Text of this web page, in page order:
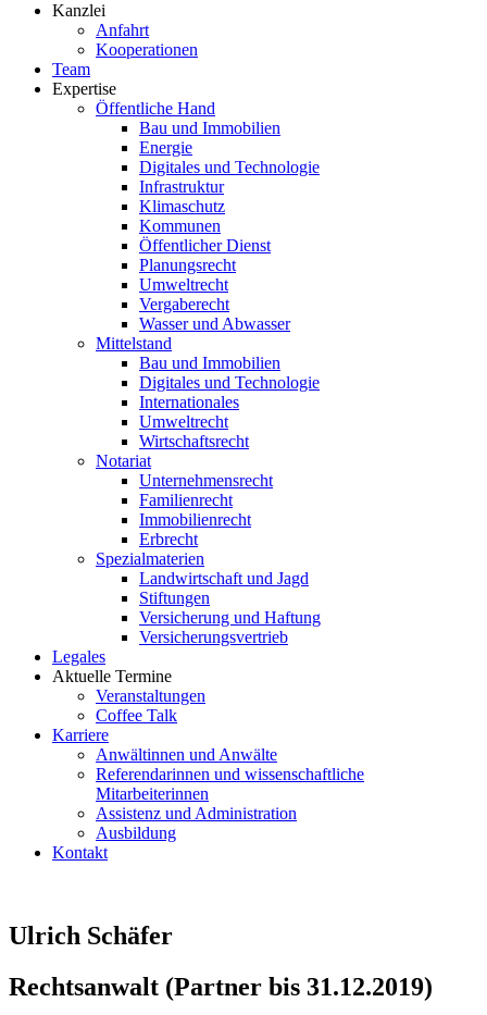
Kanzlei
Anfahrt
Kooperationen
Team
Expertise
Öffentliche Hand
Bau und Immobilien
Energie
Digitales und Technologie
Infrastruktur
Klimaschutz
Kommunen
Öffentlicher Dienst
Planungsrecht
Umweltrecht
Vergaberecht
Wasser und Abwasser
Mittelstand
Bau und Immobilien
Digitales und Technologie
Internationales
Umweltrecht
Wirtschaftsrecht
Notariat
Unternehmensrecht
Familienrecht
Immobilienrecht
Erbrecht
Spezialmaterien
Landwirtschaft und Jagd
Stiftungen
Versicherung und Haftung
Versicherungsvertrieb
Legales
Aktuelle Termine
Veranstaltungen
Coffee Talk
Karriere
Anwältinnen und Anwälte
Referendarinnen und wissenschaftliche
Mitarbeiterinnen
Assistenz und Administration
Ausbildung
Kontakt
Ulrich Schäfer
Rechtsanwalt (Partner bis 31.12.2019)